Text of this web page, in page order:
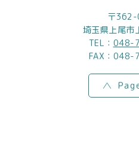
〒
埼玉県上尾
TEL： 048-
FAX：